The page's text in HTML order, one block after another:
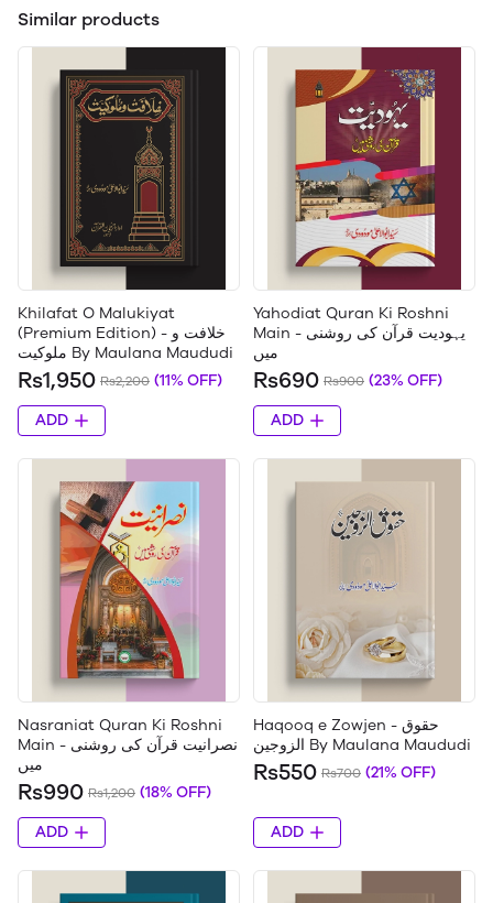
Similar products
Khilafat O Malukiyat
(Premium Edition) - خلافت و
ملوکیت By Maulana Maududi
Rs1,950 Rs2,200 (11% OFF)
ADD
Yahodiat Quran Ki Roshni
Main - یہودیت قرآن کی روشنی
میں
Rs690 Rs900 (23% OFF)
ADD
Nasraniat Quran Ki Roshni
Main - نصرانیت قرآن کی روشنی
میں
Rs990 Rs1,200 (18% OFF)
ADD
Haqooq e Zowjen - حقوق
الزوجین By Maulana Maududi
Rs550 Rs700 (21% OFF)
ADD